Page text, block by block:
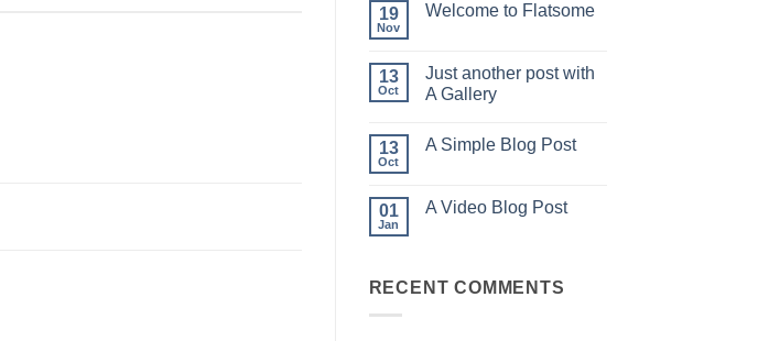
19
Nov
Welcome to Flatsome
Welcome
to
Flatsome
13
Oct
Just another post with
A Gallery
sur
with
A
13
Oct
A Simple Blog Post
A
01
Jan
A Video Blog Post
Video
RECENT COMMENTS